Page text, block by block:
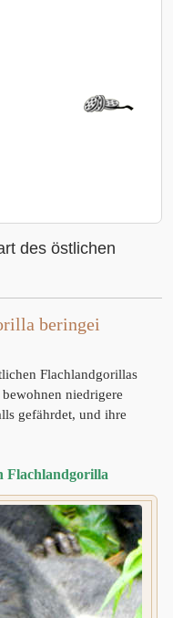
des östlichen
beringei
Flachlandgorillas
niedrigere
gefährdet, und ihre
Flachlandgorilla